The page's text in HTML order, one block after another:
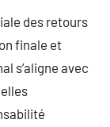
des retours
finale et
s’aligne avec